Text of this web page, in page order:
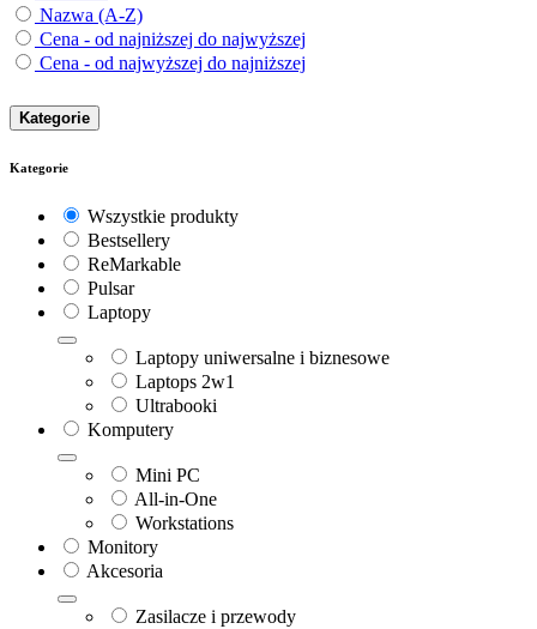
Nazwa (A-Z)
Cena - od najniższej do najwyższej
Cena - od najwyższej do najniższej
Kategorie
Kategorie
Wszystkie produkty
Bestsellery
ReMarkable
Pulsar
Laptopy
Laptopy uniwersalne i biznesowe
Laptops 2w1
Ultrabooki
Komputery
Mini PC
All-in-One
Workstations
Monitory
Akcesoria
Zasilacze i przewody